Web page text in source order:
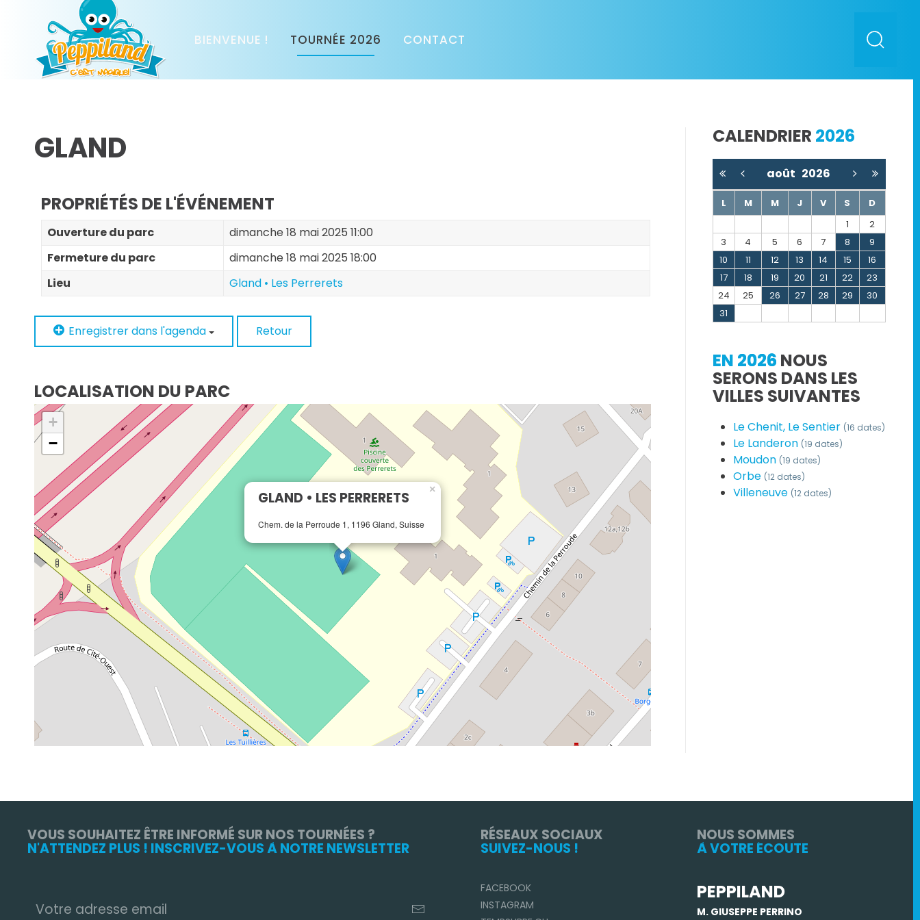
BIENVENUE ! TOURNÉE 2026 CONTACT
GLAND
PROPRIÉTÉS DE L'ÉVÉNEMENT
Ouverture du parc
dimanche 18 mai 2025 11:00
Fermeture du parc
dimanche 18 mai 2025 18:00
Lieu
Gland • Les Perrerets
Enregistrer dans l'agenda Retour
LOCALISATION DU PARC
GLAND • LES PERRERETS
Chem. de la Perroude 1, 1196 Gland, Suisse
×
+
−
CALENDRIER 2026
août 2026
L M M J V S
D
1
2
3
4 5 6 7 8
9
10
11 12 13 14 15
16
17
18 19 20 21 22
23
24
25 26 27 28 29
30
31
EN 2026 NOUS
SERONS DANS LES
VILLES SUIVANTES
Le Chenit, Le Sentier (16 dates)
Le Landeron (19 dates)
Moudon (19 dates)
Orbe (12 dates)
Villeneuve (12 dates)
VOUS SOUHAITEZ ÊTRE INFORMÉ SUR NOS TOURNÉES ?
N'ATTENDEZ PLUS ! INSCRIVEZ-VOUS À NOTRE NEWSLETTER
RÉSEAUX SOCIAUX
SUIVEZ-NOUS !
FACEBOOK
INSTAGRAM
NOUS SOMMES
À VOTRE ÉCOUTE
PEPPILAND
M. GIUSEPPE PERRINO